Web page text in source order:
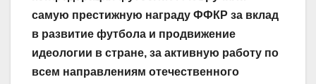
самую престижную награду ФФКР за вклад
в развитие футбола и продвижение
идеологии в стране, за активную работу по
всем направлениям отечественного